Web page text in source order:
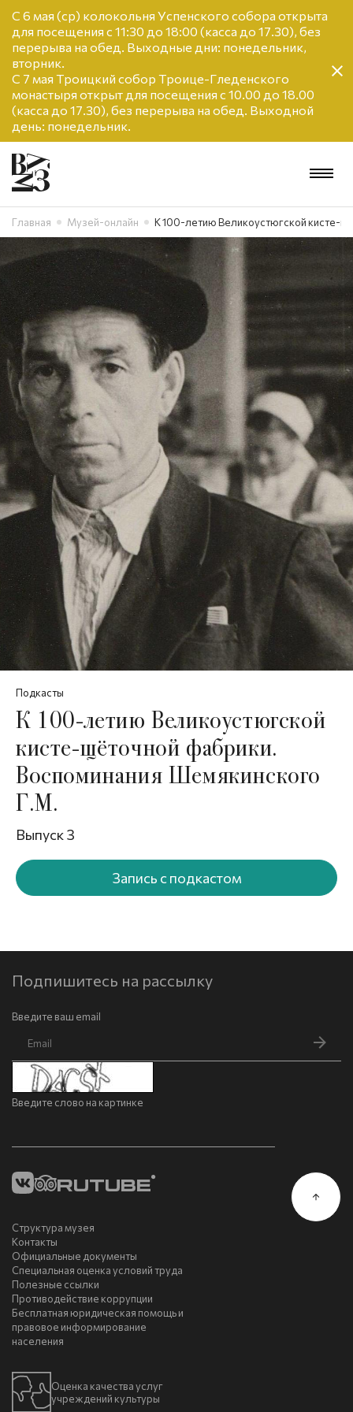
С 6 мая (ср) колокольня Успенского собора открыта
для посещения с 11:30 до 18:00 (касса до 17.30), без
перерыва на обед. Выходные дни: понедельник,
вторник.
С 7 мая Троицкий собор Троице-Гледенского
монастыря открыт для посещения с 10.00 до 18.00
(касса до 17.30), без перерыва на обед. Выходной
день: понедельник.
Главная Музей-онлайн К 100-летию Великоустюгской кисте-
Подкасты
К 100-летию Великоустюгской
кисте-щёточной фабрики.
Воспоминания Шемякинского
Г.М.
Выпуск 3
Запись с подкастом
Подпишитесь на рассылку
Введите ваш email
Введите слово на картинке
Структура музея
Контакты
Официальные документы
Специальная оценка условий труда
Полезные ссылки
Противодействие коррупции
Бесплатная юридическая помощь и
правовое информирование
населения
Оценка качества услуг
учреждений культуры